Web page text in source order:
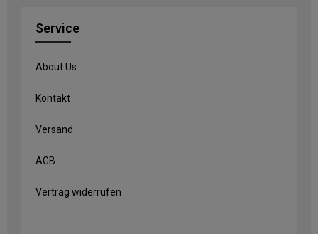
Service
About Us
Kontakt
Versand
AGB
Vertrag widerrufen